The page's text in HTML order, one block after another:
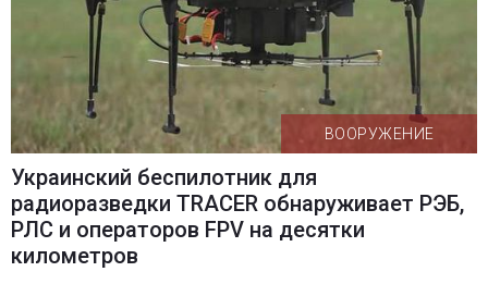
ВООРУЖЕНИЕ
Украинский беспилотник для
радиоразведки TRACER обнаруживает РЭБ,
РЛС и операторов FPV на десятки
километров